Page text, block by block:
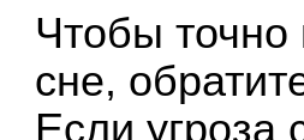
Чтобы точно
сне,
Если угроза